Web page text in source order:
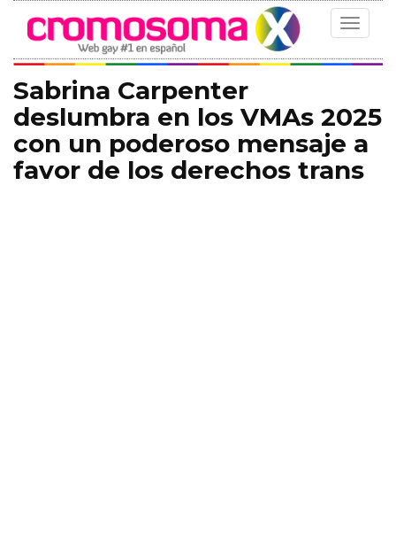
Toggle
Sabrina Carpenter
deslumbra en los VMAs 2025
con un poderoso mensaje a
favor de los derechos trans